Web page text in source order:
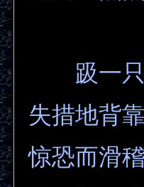
趿一只
失措地背
惊恐而滑